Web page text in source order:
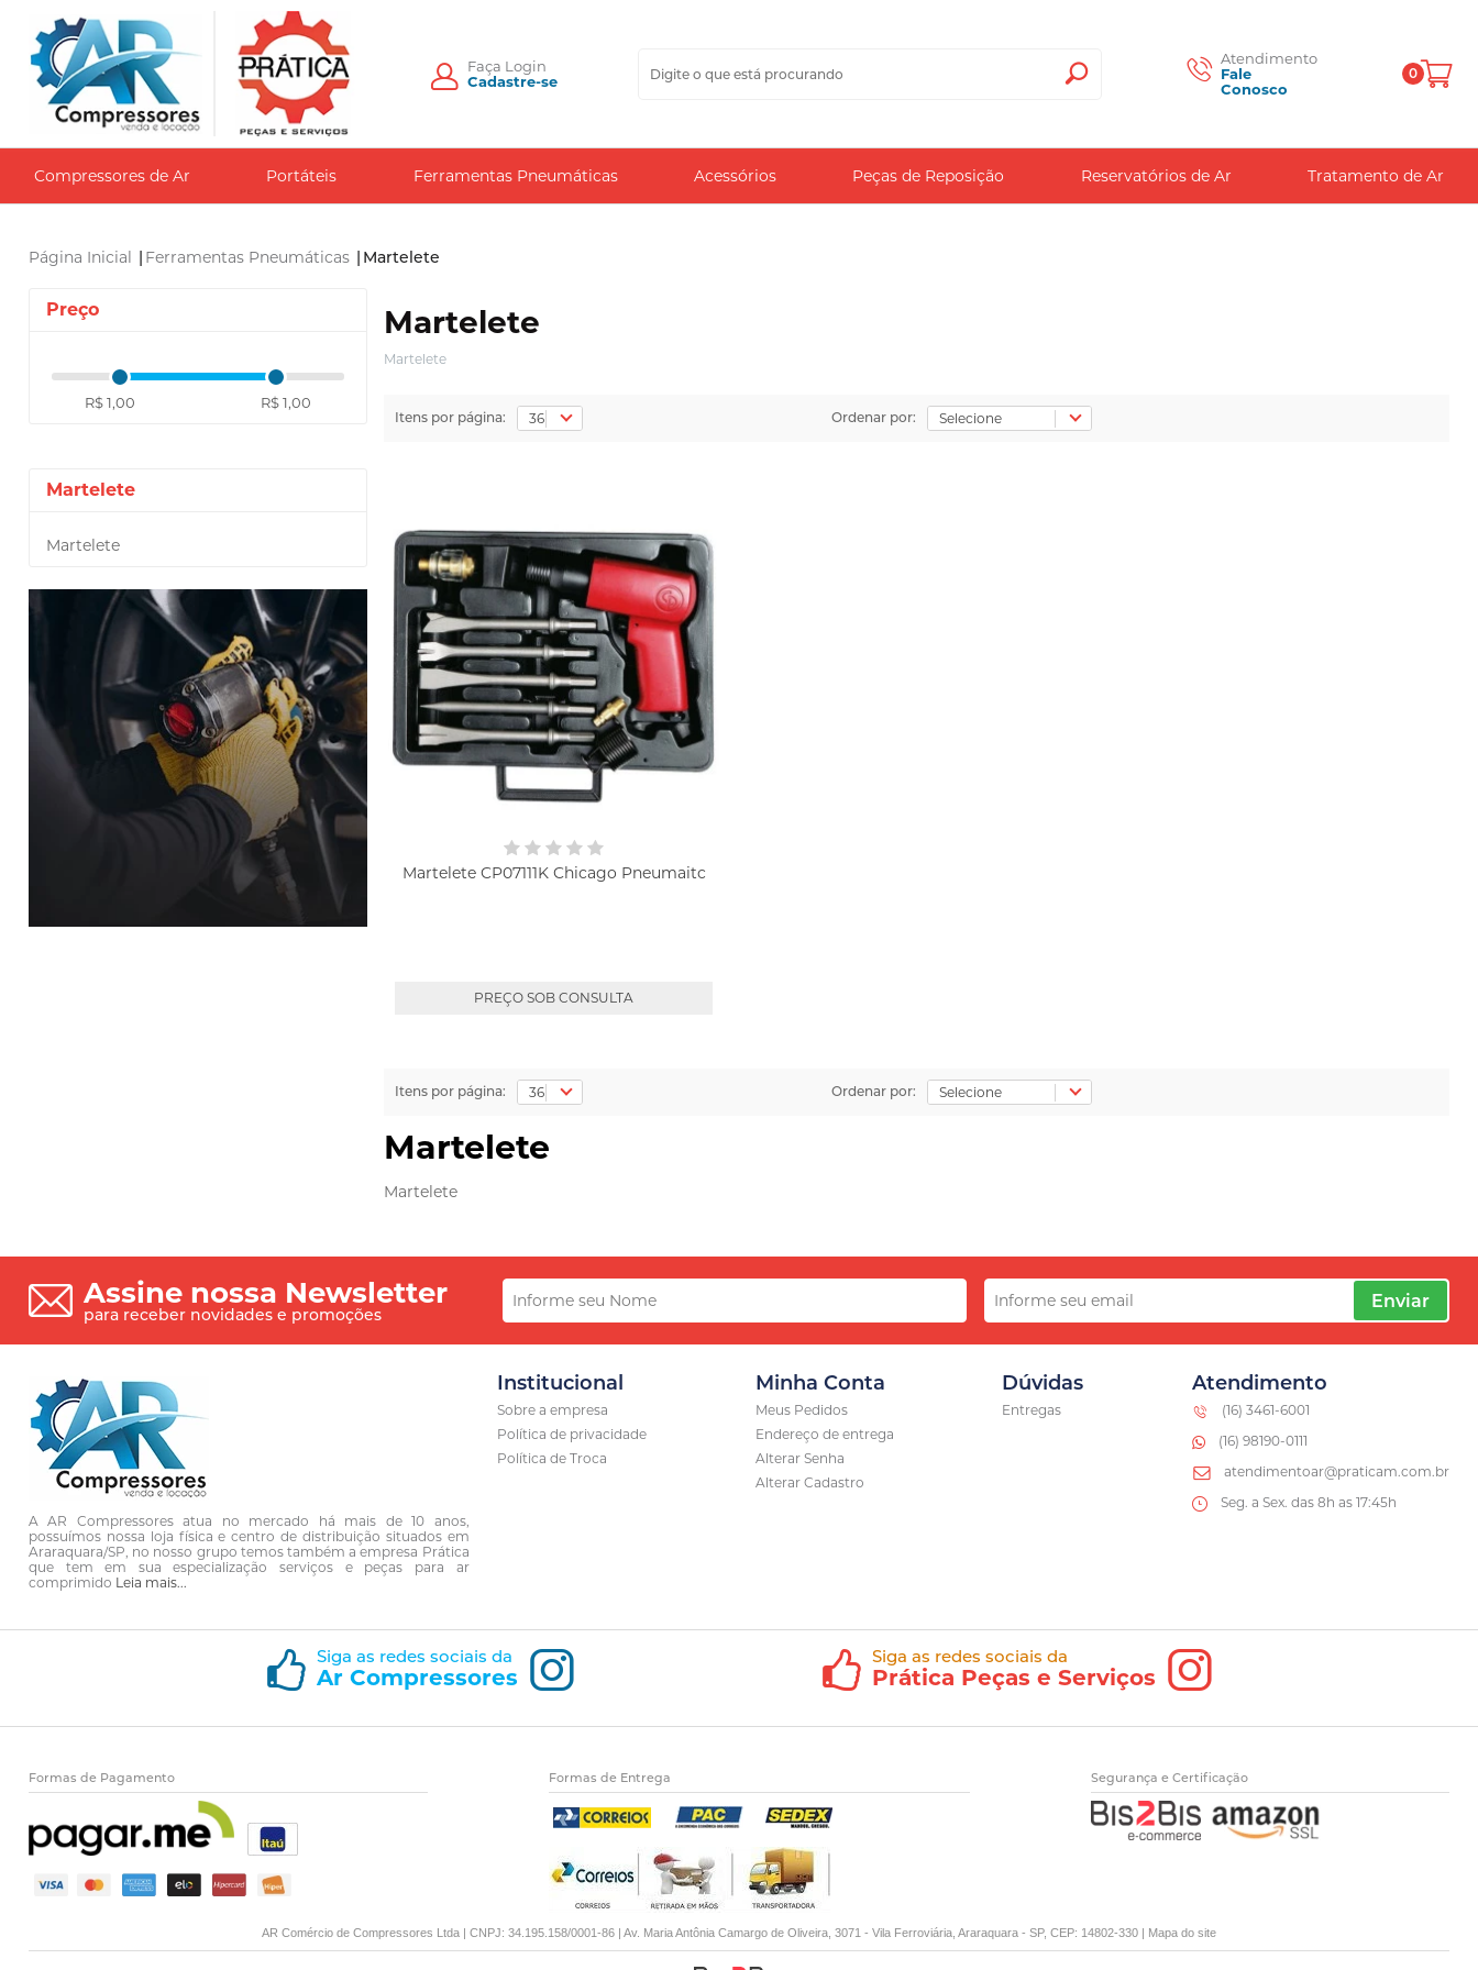
Faça Login
Cadastre-se
Atendimento
Fale
Conosco
Seg. a Sex.
das 8h as
0
Compressores de Ar Portáteis Ferramentas Pneumáticas Acessórios Peças de Reposição Reservatórios de Ar Tratamento de Ar
Página Inicial | Ferramentas Pneumáticas | Martelete
Preço
R$ 1,00 R$ 1,00
Martelete
Martelete
Martelete
Martelete
Itens por página: Ordenar por:
Martelete CP07111K Chicago Pneumaitc
PREÇO SOB CONSULTA
Itens por página: Ordenar por:
Martelete
Martelete
Assine nossa Newsletter
para receber novidades e promoções
Enviar
A AR Compressores atua no mercado há mais de 10 anos,
possuímos nossa loja física e centro de distribuição situados em
Araraquara/SP, no nosso grupo temos também a empresa Prática
que tem em sua especialização serviços e peças para ar
comprimido Leia mais...
Institucional
Sobre a empresa
Política de privacidade
Política de Troca
Minha Conta
Meus Pedidos
Endereço de entrega
Alterar Senha
Alterar Cadastro
Dúvidas
Entregas
Atendimento
(16) 3461-6001
(16) 98190-0111
atendimentoar@praticam.com.br
Seg. a Sex. das 8h as 17:45h
Siga as redes sociais da
Ar Compressores
Siga as redes sociais da
Prática Peças e Serviços
Formas de Pagamento Formas de Entrega Segurança e Certificação
AR Comércio de Compressores Ltda | CNPJ: 34.195.158/0001-86 | Av. Maria Antônia Camargo de Oliveira, 3071 - Vila Ferroviária, Araraquara - SP, CEP: 14802-330 | Mapa do site